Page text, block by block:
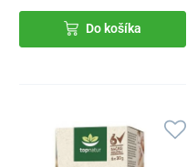
Do košíka